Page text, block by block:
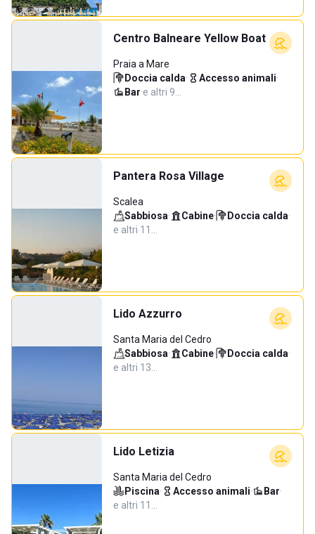
Centro Balneare Yellow Boat
Praia a Mare
Doccia calda· Accesso animali·
Bar·e altri 9…
Pantera Rosa Village
Scalea
Sabbiosa· Cabine· Doccia calda·
e altri 11…
Lido Azzurro
Santa Maria del Cedro
Sabbiosa· Cabine· Doccia calda·
e altri 13…
Lido Letizia
Santa Maria del Cedro
Piscina· Accesso animali· Bar·
e altri 11…